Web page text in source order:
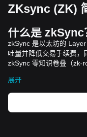
ZKsync (ZK)
什么是 zkSync
zkSync 是以太坊的 Layer
吐量并降低交易手续费，
zkSync 零知识卷叠（zk-
全球第二大区块链以太坊
问题，在网络活动频繁时
外的多个交易并向以太
而大幅降低计算负荷和相
展开